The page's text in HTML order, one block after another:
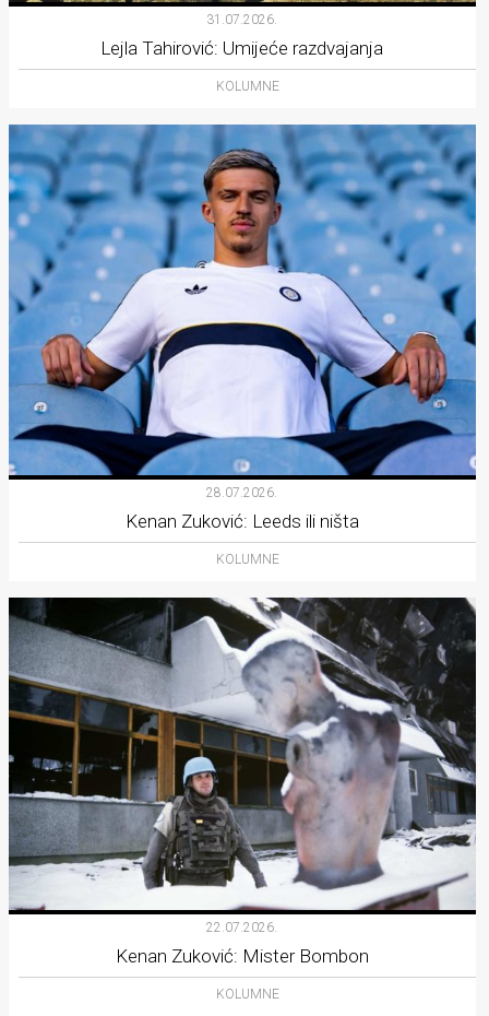
31.07.2026.
Lejla Tahirović: Umijeće razdvajanja
KOLUMNE
28.07.2026.
Kenan Zuković: Leeds ili ništa
KOLUMNE
22.07.2026.
Kenan Zuković: Mister Bombon
KOLUMNE